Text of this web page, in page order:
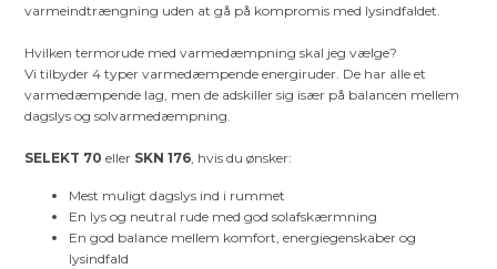
varmeindtrængning uden at gå på kompromis med lysindfaldet.
Hvilken termorude med varmedæmpning skal jeg vælge?
Vi tilbyder 4 typer varmedæmpende energiruder. De har alle et
varmedæmpende lag, men de adskiller sig især på balancen mellem
dagslys og solvarmedæmpning.
SELEKT 70 eller SKN 176, hvis du ønsker:
Mest muligt dagslys ind i rummet
En lys og neutral rude med god solafskærmning
En god balance mellem komfort, energiegenskaber og
lysindfald